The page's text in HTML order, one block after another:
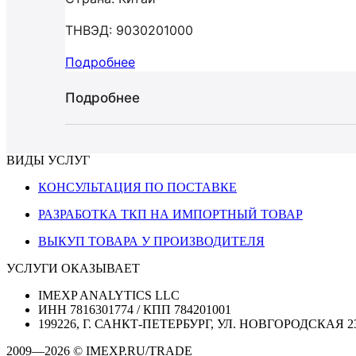
ТНВЭД: 9030201000
Подробнее
Подробнее
ВИДЫ УСЛУГ
КОНСУЛЬТАЦИЯ ПО ПОСТАВКЕ
РАЗРАБОТКА ТКП НА ИМПОРТНЫЙ ТОВАР
ВЫКУП ТОВАРА У ПРОИЗВОДИТЕЛЯ
УСЛУГИ ОКАЗЫВАЕТ
IMEXP ANALYTICS LLC
ИНН 7816301774 / КПП 784201001
199226, Г. САНКТ-ПЕТЕРБУРГ, УЛ. НОВГОРОДСКАЯ
2009—2026 © IMEXP.RU/TRADE